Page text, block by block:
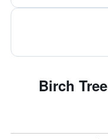
الأسئلة الشائعة عند حجز Birch Tree